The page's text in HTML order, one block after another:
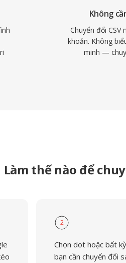
Không
Chuyển đổi CSV
khoản. Không
minh —
Làm thế nào để
2
Chọn dot hoặc bất
bạn cần chuyển đổi